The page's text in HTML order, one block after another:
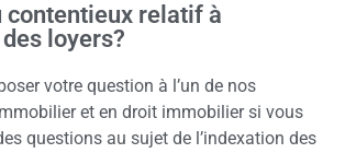
contentieux relatif à
loyers?
votre question à l’un de nos
et en droit immobilier si vous
questions au sujet de l’indexation des